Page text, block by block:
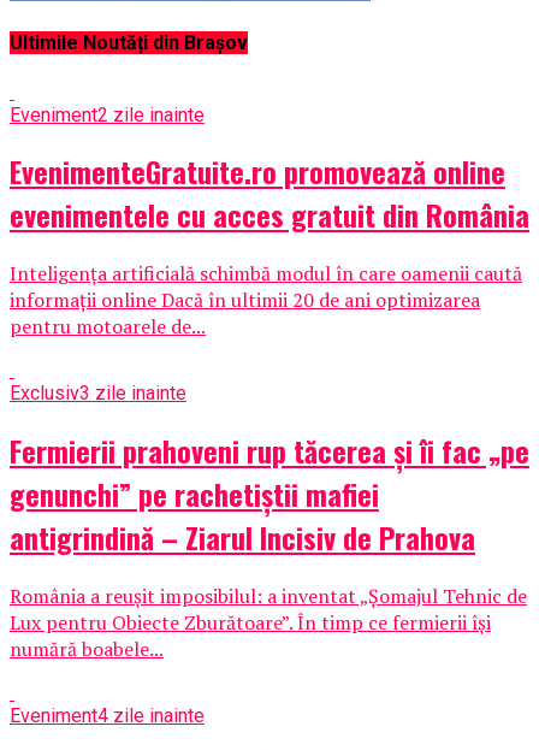
Ultimile Noutăți din Brașov
Eveniment2 zile inainte
EvenimenteGratuite.ro promovează online
evenimentele cu acces gratuit din România
Inteligența artificială schimbă modul în care oamenii caută
informații online Dacă în ultimii 20 de ani optimizarea
pentru motoarele de...
Exclusiv3 zile inainte
Fermierii prahoveni rup tăcerea și îi fac „pe
genunchi” pe rachetiștii mafiei
antigrindină – Ziarul Incisiv de Prahova
România a reușit imposibilul: a inventat „Șomajul Tehnic de
Lux pentru Obiecte Zburătoare”. În timp ce fermierii își
numără boabele...
Eveniment4 zile inainte